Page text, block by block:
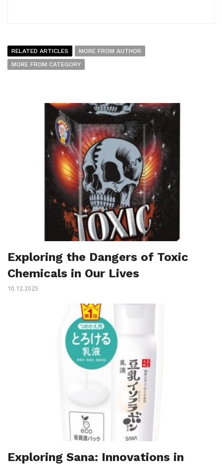
RELATED ARTICLES
MORE FROM AUTHOR
MORE FROM CATEGORY
Exploring the Dangers of Toxic
Chemicals in Our Lives
10.12.2025
Exploring Sana: Innovations in